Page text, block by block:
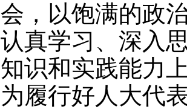
会，以饱满的政
认真学习、深入
知识和实践能力
为履行好人大代